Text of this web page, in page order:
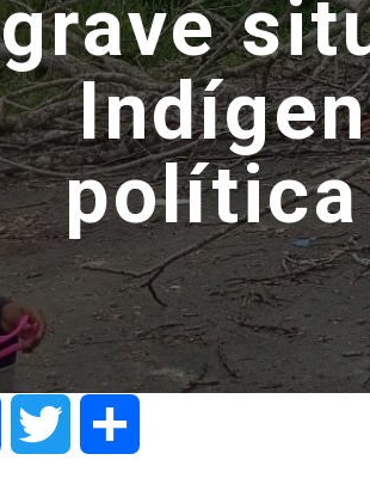
grave
política
FacebookTwitter